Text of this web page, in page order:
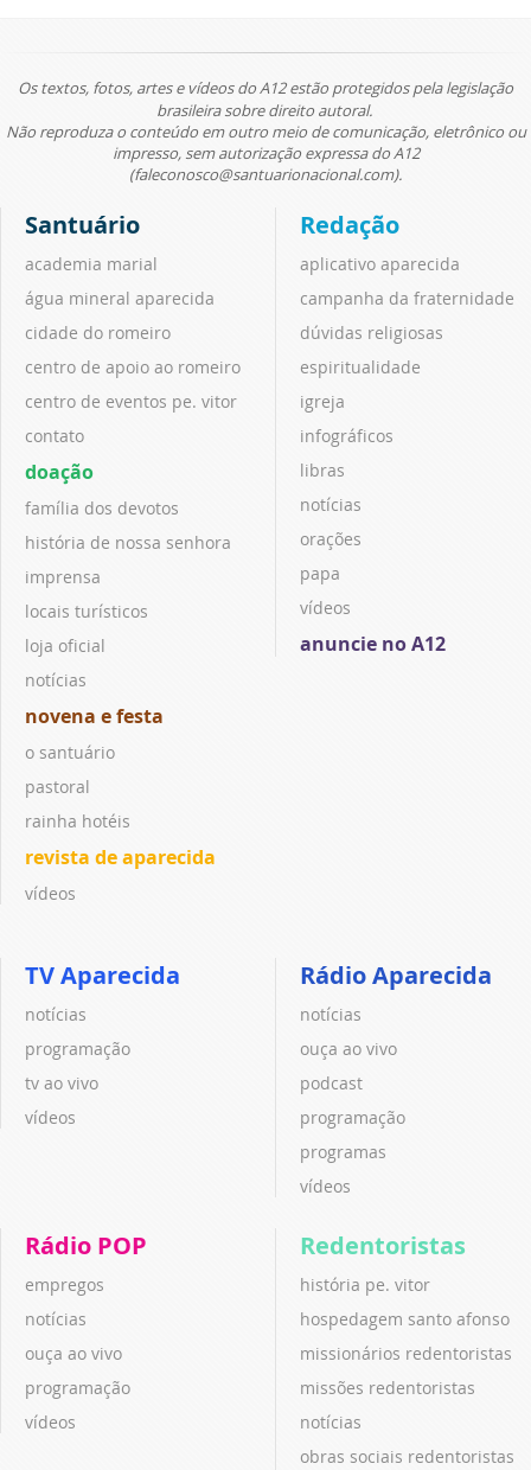
Os textos, fotos, artes e vídeos do A12 estão protegidos pela legislação
brasileira sobre direito autoral.
Não reproduza o conteúdo em outro meio de comunicação, eletrônico ou
impresso, sem autorização expressa do A12
(faleconosco@santuarionacional.com).
Santuário
academia marial
água mineral aparecida
cidade do romeiro
centro de apoio ao romeiro
centro de eventos pe. vitor
contato
doação
família dos devotos
história de nossa senhora
imprensa
locais turísticos
loja oficial
notícias
novena e festa
o santuário
pastoral
rainha hotéis
revista de aparecida
vídeos
Redação
aplicativo aparecida
campanha da fraternidade
dúvidas religiosas
espiritualidade
igreja
infográficos
libras
notícias
orações
papa
vídeos
anuncie no A12
TV Aparecida
notícias
programação
tv ao vivo
vídeos
Rádio Aparecida
notícias
ouça ao vivo
podcast
programação
programas
vídeos
Rádio POP
empregos
notícias
ouça ao vivo
programação
vídeos
Redentoristas
história pe. vitor
hospedagem santo afonso
missionários redentoristas
missões redentoristas
notícias
obras sociais redentoristas